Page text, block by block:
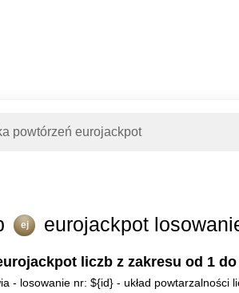
powtórzeń eurojackpot
ej eurojackpot
liczb z zakresu od 1 do
- losowanie nr: ${id} - układ